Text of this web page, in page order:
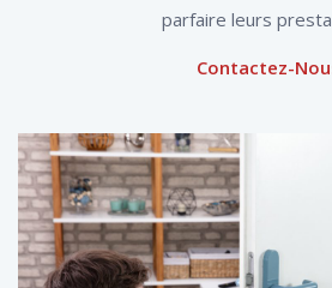
parfaire leurs
Contactez-